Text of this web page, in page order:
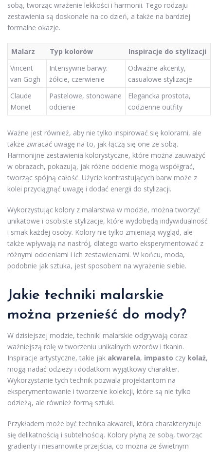
sobą, tworząc wrażenie lekkości i harmonii. Tego rodzaju
zestawienia są doskonałe na co dzień, a także na bardziej
formalne okazje.
Malarz Typ kolorów
Inspiracje do stylizacji
Vincent
van Gogh
Intensywne barwy:
żółcie, czerwienie
Odważne akcenty,
casualowe stylizacje
Claude
Monet
Pastelowe, stonowane
odcienie
Elegancka prostota,
codzienne outfity
Ważne jest również, aby nie tylko inspirować się kolorami, ale
także zwracać uwagę na to, jak łączą się one ze sobą.
Harmonijne zestawienia kolorystyczne, które można zauważyć
w obrazach, pokazują, jak różne odcienie mogą współgrać,
tworząc spójną całość. Użycie kontrastujących barw może z
kolei przyciągnąć uwagę i dodać energii do stylizacji.
Wykorzystując kolory z malarstwa w modzie, można tworzyć
unikatowe i osobiste stylizacje, które wydobędą indywidualność
i smak każdej osoby. Kolory nie tylko zmieniają wygląd, ale
także wpływają na nastrój, dlatego warto eksperymentować z
różnymi odcieniami i ich zestawieniami. W końcu, moda,
podobnie jak sztuka, jest sposobem na wyrażenie siebie.
Jakie techniki malarskie
można przenieść do mody?
W dzisiejszej modzie, techniki malarskie odgrywają coraz
ważniejszą rolę w tworzeniu unikalnych wzorów i tkanin.
Inspiracje artystyczne, takie jak akwarela, impasto czy kolaż,
mogą nadać odzieży i dodatkom wyjątkowy charakter.
Wykorzystanie tych technik pozwala projektantom na
eksperymentowanie i tworzenie kolekcji, które są nie tylko
odzieżą, ale również formą sztuki.
Przykładem może być technika akwareli, która charakteryzuje
się delikatnością i subtelnością. Kolory płyną ze sobą, tworząc
gradienty i niesamowite przejścia, co można ze świetnym